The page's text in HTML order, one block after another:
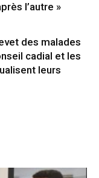
l’autre »
des malades
cadial et les
leurs